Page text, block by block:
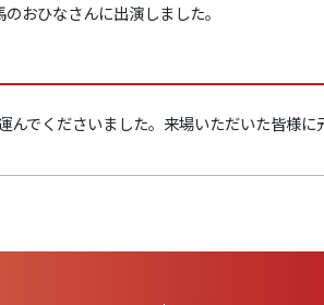
おひなさんに出演しました。
でくださいました。来場いただいた皆様